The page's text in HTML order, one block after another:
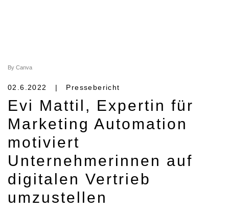
By Canva
02.6.2022 | Pressebericht
Evi Mattil, Expertin für
Marketing Automation
motiviert
Unternehmerinnen auf
digitalen Vertrieb
umzustellen